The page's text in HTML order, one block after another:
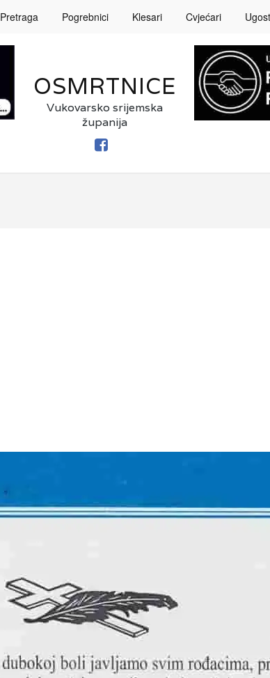
Pretraga Pogrebnici Klesari Cvjećari
OSMRTNICE
Vukovarsko srijemska
županija